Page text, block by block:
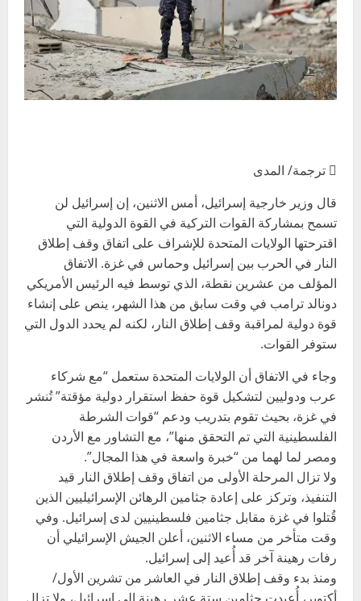
 ترجمة/ المدى
قال وزير خارجية إسرائيل، أمس الاثنين، إن إسرائيل لن
تسمح بمشاركة القوات التركية في القوة الدولية التي
اقترحتها الولايات المتحدة للإشراف على اتفاق وقف إطلاق
النار في الحرب بين إسرائيل وحماس في غزة. الاتفاق
المؤلف من عشرين نقطة، الذي توسط فيه الرئيس الأمريكي
دونالد ترامب في وقت سابق من هذا الشهر، ينص على إنشاء
قوة دولية لمراقبة وقف إطلاق النار، لكنه لم يحدد الدول التي
ستوفر القوات.
وجاء في الاتفاق أن الولايات المتحدة ستعمل “مع شركاء
عرب ودوليين لتشكيل قوة حفظ استقرار دولية مؤقتة” تُنشر
في غزة، بحيث تقوم بتدريب ودعم “قوات الشرطة
الفلسطينية التي تم التحقق منها”، مع التشاور مع الأردن
ومصر لما لهما من “خبرة واسعة في هذا المجال”.
ولا تزال المرحلة الأولى من اتفاق وقف إطلاق النار قيد
التنفيذ، وتركز على إعادة جثامين الرهائن الإسرائيليين الذين
قُتلوا في غزة مقابل جثامين فلسطينيين لدى إسرائيل. وفي
وقت متأخر من مساء الاثنين، أعلن الجيش الإسرائيلي أن
رفات رهينة آخر قد أُعيد إلى إسرائيل.
ومنذ بدء وقف إطلاق النار في العاشر من تشرين الأول/